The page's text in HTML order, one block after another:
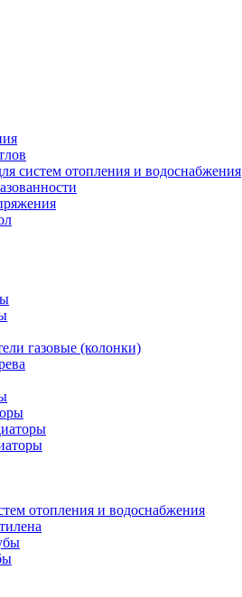
систем отопления и водоснабжения
газовые (колонки)
отопления и водоснабжения